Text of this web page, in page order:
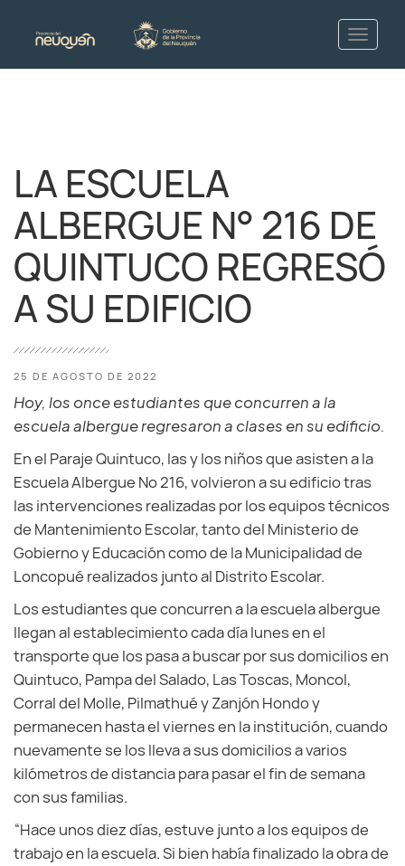
LA ESCUELA
ALBERGUE N° 216 DE
QUINTUCO REGRESÓ
A SU EDIFICIO
25 DE AGOSTO DE 2022
Hoy, los once estudiantes que concurren a la
escuela albergue regresaron a clases en su edificio.
En el Paraje Quintuco, las y los niños que asisten a la
Escuela Albergue Nº 216, volvieron a su edificio tras
las intervenciones realizadas por los equipos técnicos
de Mantenimiento Escolar, tanto del Ministerio de
Gobierno y Educación como de la Municipalidad de
Loncopué realizados junto al Distrito Escolar.
Los estudiantes que concurren a la escuela albergue
llegan al establecimiento cada día lunes en el
transporte que los pasa a buscar por sus domicilios en
Quintuco, Pampa del Salado, Las Toscas, Moncol,
Corral del Molle, Pilmathué y Zanjón Hondo y
permanecen hasta el viernes en la institución, cuando
nuevamente se los lleva a sus domicilios a varios
kilómetros de distancia para pasar el fin de semana
con sus familias.
“Hace unos diez días, estuve junto a los equipos de
trabajo en la escuela. Si bien había finalizado la obra de